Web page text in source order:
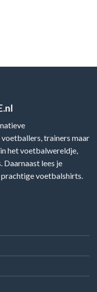
trainers maar
het voetbalwereldje,
Daarnaast lees je
prachtige voetbalshirts.